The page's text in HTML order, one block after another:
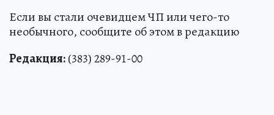
Если вы стали очевидцем ЧП или чего-то
необычного, сообщите об этом в редакцию
Редакция:(383) 289-91-00